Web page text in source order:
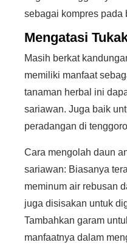
sebagai kompres pada
Mengatasi
Masih berkat
memiliki manfaat
tanaman herbal ini
sariawan. Juga baik
peradangan di
Cara mengolah daun
sariawan: Biasanya
meminum air rebusan
juga disisakan untuk
Tambahkan garam
manfaatnya dalam